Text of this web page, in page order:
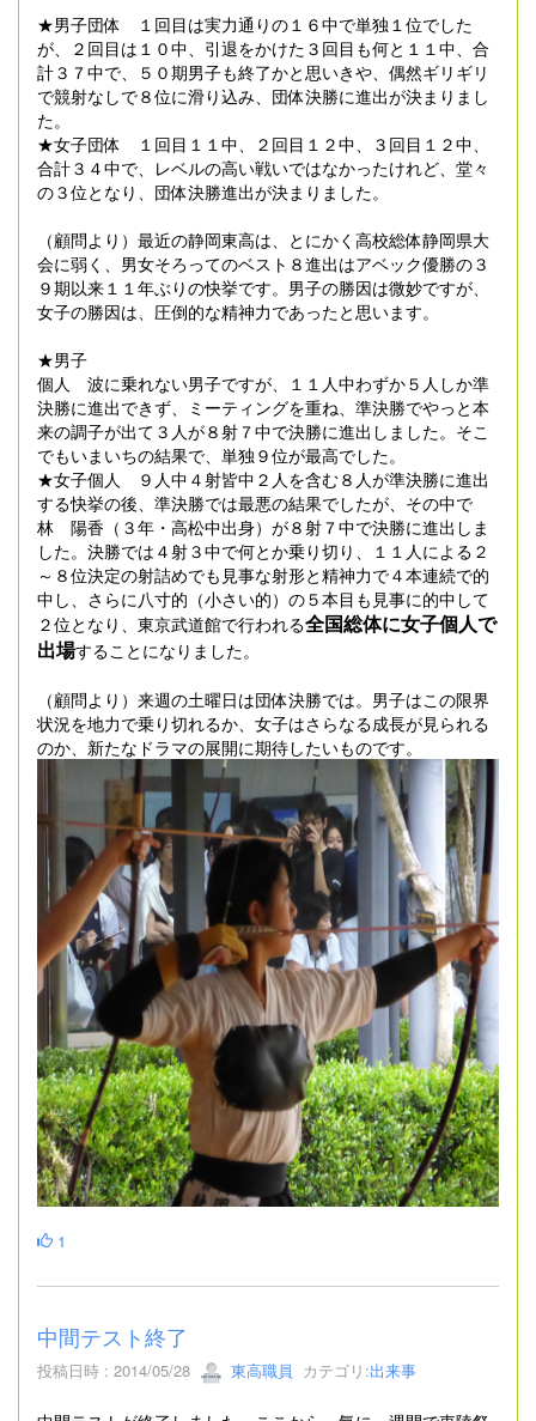
★男子団体 １回目は実力通りの１６中で単独１位でした
が、２回目は１０中、引退をかけた３回目も何と１１中、合
計３７中で、５０期男子も終了かと思いきや、偶然ギリギリ
で競射なしで８位に滑り込み、団体決勝に進出が決まりまし
た。
★女子団体 １回目１１中、２回目１２中、３回目１２中、
合計３４中で、レベルの高い戦いではなかったけれど、堂々
の３位となり、団体決勝進出が決まりました。
（顧問より）最近の静岡東高は、とにかく高校総体静岡県大
会に弱く、男女そろってのベスト８進出はアベック優勝の３
９期以来１１年ぶりの快挙です。男子の勝因は微妙ですが、
女子の勝因は、圧倒的な精神力であったと思います。
★男子
個人 波に乗れない男子ですが、１１人中わずか５人しか準
決勝に進出できず、ミーティングを重ね、準決勝でやっと本
来の調子が出て３人が８射７中で決勝に進出しました。そこ
でもいまいちの結果で、単独９位が最高でした。
★女子個人 ９人中４射皆中２人を含む８人が準決勝に進出
する快挙の後、準決勝では最悪の結果でしたが、その中で
林 陽香（３年・高松中出身）が８射７中で決勝に進出しま
した。決勝では４射３中で何とか乗り切り、１１人による２
～８位決定の射詰めでも見事な射形と精神力で４本連続で的
中し、さらに八寸的（小さい的）の５本目も見事に的中して
２位となり、東京武道館で行われる全国総体に女子個人で
出場することになりました。
（顧問より）来週の土曜日は団体決勝では。男子はこの限界
状況を地力で乗り切れるか、女子はさらなる成長が見られる
のか、新たなドラマの展開に期待したいものです。
1
中間テスト終了
投稿日時 : 2014/05/28 東高職員 カテゴリ:出来事